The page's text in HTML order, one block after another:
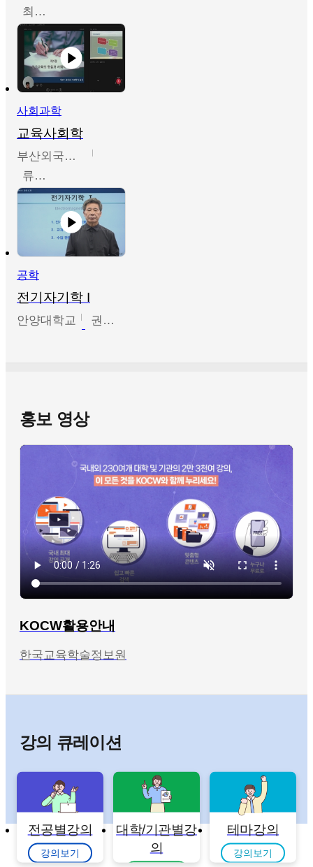
최진오
사회과학
교육사회학
부산외국어대학교
류영철
공학
전기자기학 I
안양대학교 권원현
홍보 영상
KOCW활용안내
한국교육학술정보원
강의 큐레이션
전공별강의
강의보기
대학/기관별강
의
테마강의
강의보기